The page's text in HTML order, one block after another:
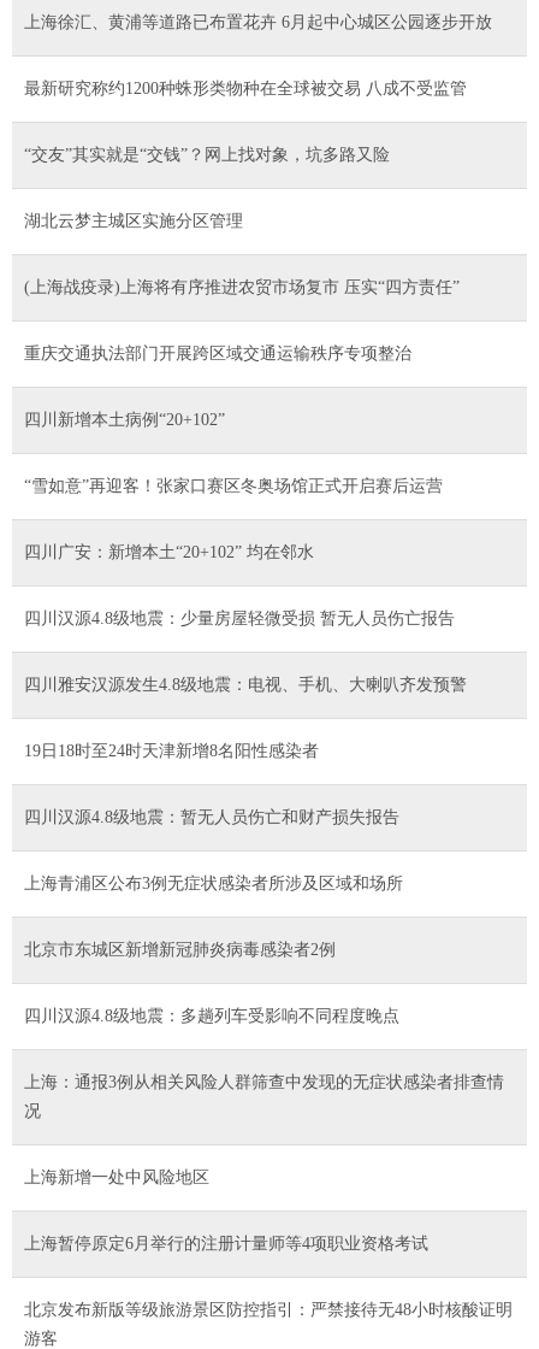
上海徐汇、黄浦等道路已布置花卉 6月起中心城区公园逐步开放
最新研究称约1200种蛛形类物种在全球被交易 八成不受监管
“交友”其实就是“交钱”？网上找对象，坑多路又险
湖北云梦主城区实施分区管理
(上海战疫录)上海将有序推进农贸市场复市 压实“四方责任”
重庆交通执法部门开展跨区域交通运输秩序专项整治
四川新增本土病例“20+102”
“雪如意”再迎客！张家口赛区冬奥场馆正式开启赛后运营
四川广安：新增本土“20+102” 均在邻水
四川汉源4.8级地震：少量房屋轻微受损 暂无人员伤亡报告
四川雅安汉源发生4.8级地震：电视、手机、大喇叭齐发预警
19日18时至24时天津新增8名阳性感染者
四川汉源4.8级地震：暂无人员伤亡和财产损失报告
上海青浦区公布3例无症状感染者所涉及区域和场所
北京市东城区新增新冠肺炎病毒感染者2例
四川汉源4.8级地震：多趟列车受影响不同程度晚点
上海：通报3例从相关风险人群筛查中发现的无症状感染者排查情
况
上海新增一处中风险地区
上海暂停原定6月举行的注册计量师等4项职业资格考试
北京发布新版等级旅游景区防控指引：严禁接待无48小时核酸证明
游客